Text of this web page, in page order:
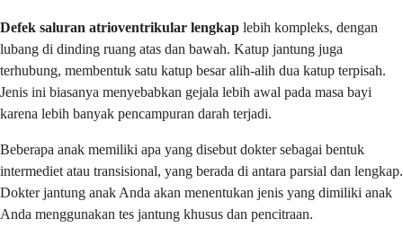
Defek saluran atrioventrikular lengkap lebih kompleks, dengan
lubang di dinding ruang atas dan bawah. Katup jantung juga
terhubung, membentuk satu katup besar alih-alih dua katup terpisah.
Jenis ini biasanya menyebabkan gejala lebih awal pada masa bayi
karena lebih banyak pencampuran darah terjadi.
Beberapa anak memiliki apa yang disebut dokter sebagai bentuk
intermediet atau transisional, yang berada di antara parsial dan lengkap.
Dokter jantung anak Anda akan menentukan jenis yang dimiliki anak
Anda menggunakan tes jantung khusus dan pencitraan.